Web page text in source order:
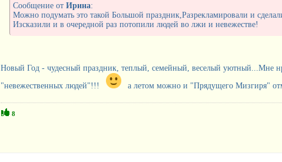
Сообщение от Ирина:
Можно подумать это такой Большой праздник,Разрекламировали и
Изсказили и в очередной раз потопили людей во лжи и невежестве!
Новый Год - чудесный праздник, теплый, семейный, веселый уютный...Мне
"невежественных людей"!!!
а летом можно и "Прядущего Мизгиря"
8